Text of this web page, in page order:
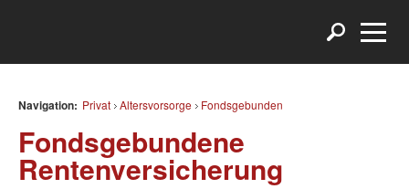
Navigation: Privat Altersvorsorge Fondsgebunden
Fondsgebundene
Rentenversicherung